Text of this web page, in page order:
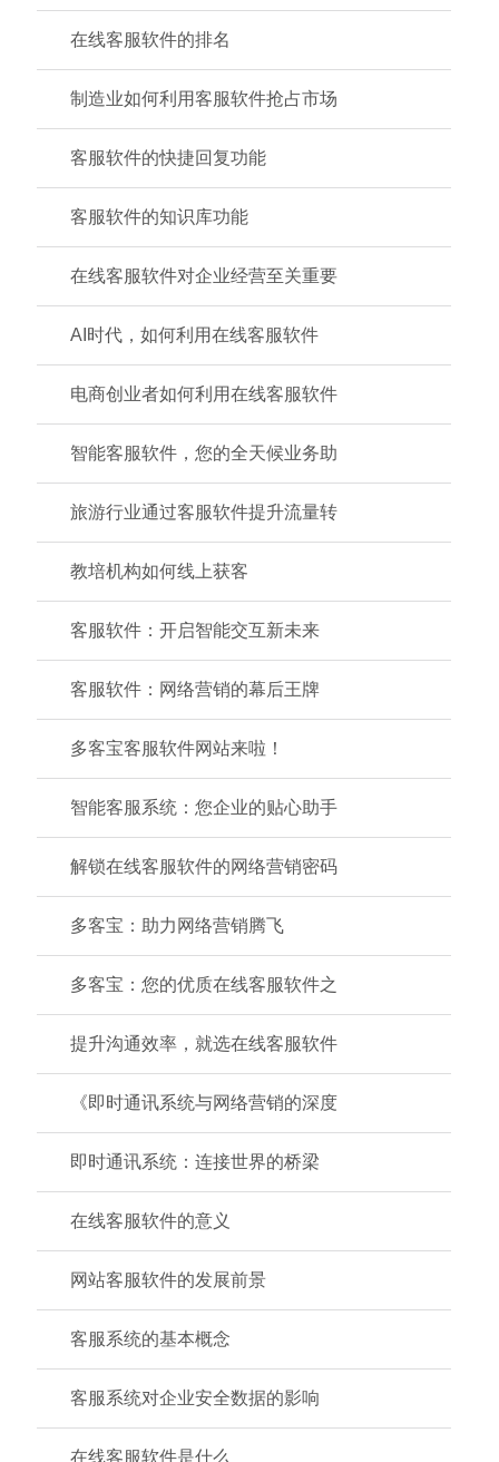
在线客服软件的排名
制造业如何利用客服软件抢占市场
客服软件的快捷回复功能
客服软件的知识库功能
在线客服软件对企业经营至关重要
AI时代，如何利用在线客服软件
电商创业者如何利用在线客服软件
智能客服软件，您的全天候业务助
旅游行业通过客服软件提升流量转
教培机构如何线上获客
客服软件：开启智能交互新未来
客服软件：网络营销的幕后王牌
多客宝客服软件网站来啦！
智能客服系统：您企业的贴心助手
解锁在线客服软件的网络营销密码
多客宝：助力网络营销腾飞
多客宝：您的优质在线客服软件之
提升沟通效率，就选在线客服软件
《即时通讯系统与网络营销的深度
即时通讯系统：连接世界的桥梁
在线客服软件的意义
网站客服软件的发展前景
客服系统的基本概念
客服系统对企业安全数据的影响
在线客服软件是什么